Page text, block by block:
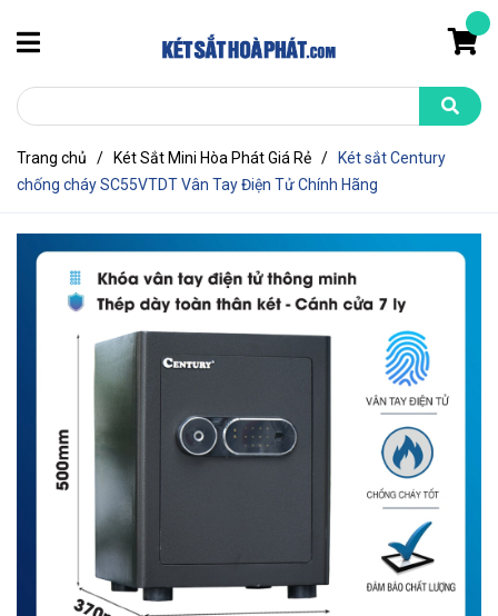
Trang chủ / Két Sắt Mini Hòa Phát Giá Rẻ /
Két sắt Century
chống cháy SC55VTDT Vân Tay Điện Tử Chính Hãng